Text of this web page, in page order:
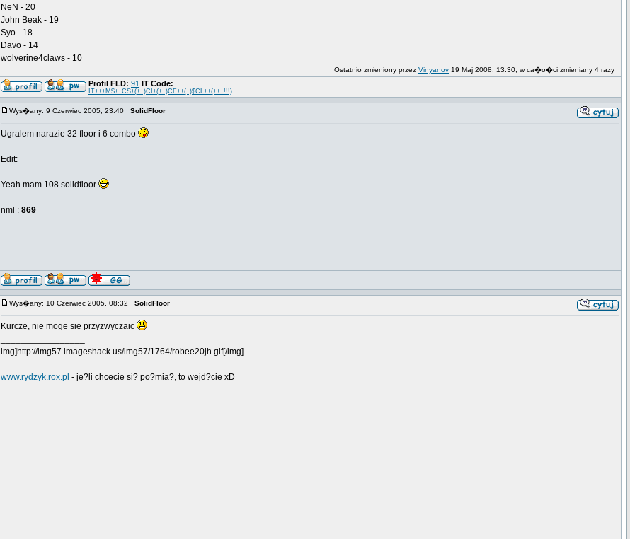
NeN - 20
John Beak - 19
Syo - 18
Davo - 14
wolverine4claws - 10
Ostatnio zmieniony przez Vinyanov 19 Maj 2008, 13:30, w ca�o�ci zmieniany 4 razy
Profil FLD: 91 IT Code:
IT+++M$++CS+(++)CI+(++)CF++(+)$CL++(+++!!!)
Wys�any: 9 Czerwiec 2005, 23:40 SolidFloor
Ugralem narazie 32 floor i 6 combo
Edit:
Yeah mam 108 solidfloor
nml : 869
Wys�any: 10 Czerwiec 2005, 08:32 SolidFloor
Kurcze, nie moge sie przyzwyczaic
img]http://img57.imageshack.us/img57/1764/robee20jh.gif[/img]
www.rydzyk.rox.pl - je?li chcecie si? po?mia?, to wejd?cie xD